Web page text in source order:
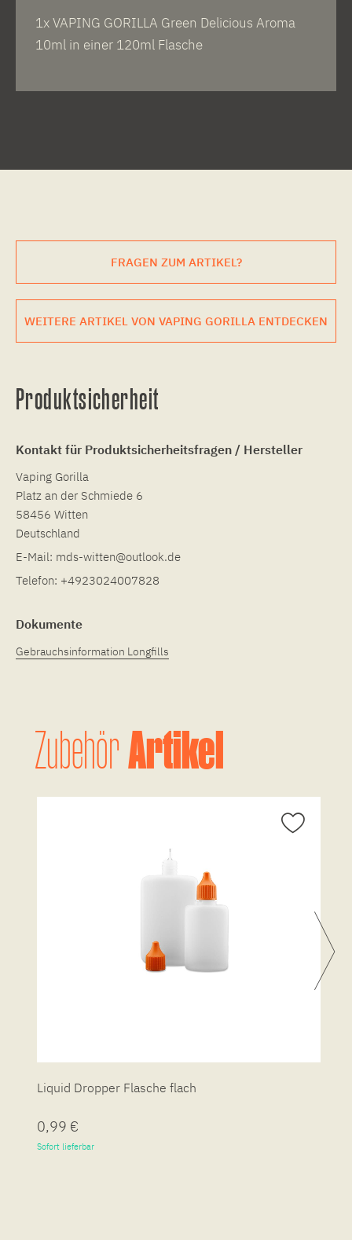
1x VAPING GORILLA Green Delicious Aroma
10ml in einer 120ml Flasche
FRAGEN ZUM ARTIKEL?
WEITERE ARTIKEL VON VAPING GORILLA ENTDECKEN
Produktsicherheit
Kontakt für Produktsicherheitsfragen / Hersteller
Vaping Gorilla
Platz an der Schmiede 6
58456 Witten
Deutschland
E-Mail: mds-witten@outlook.de
Telefon: +4923024007828
Dokumente
Gebrauchsinformation Longfills
ZubehörArtikel
Liquid Dropper Flasche flach
0,99 €
Sofort lieferbar